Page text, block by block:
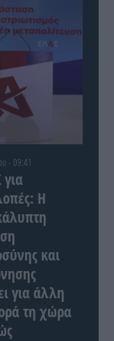
- 09:41
Η
και
για άλλη
τη χώρα